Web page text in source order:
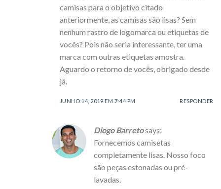
camisas para o objetivo citado
anteriormente, as camisas são lisas? Sem
nenhum rastro de logomarca ou etiquetas de
vocês? Pois não seria interessante, ter uma
marca com outras etiquetas amostra.
Aguardo o retorno de vocês, obrigado desde
já.
JUNHO 14, 2019 EM 7:44 PM RESPONDER
Diogo Barretosays:
Fornecemos camisetas
completamente lisas. Nosso foco
são peças estonadas ou pré-
lavadas.